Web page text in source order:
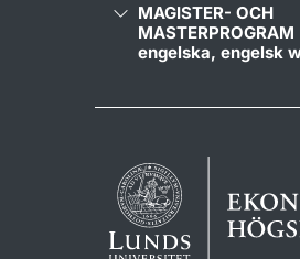
MAGISTER- OCH
MASTERPROGRAM
engelska, engelsk